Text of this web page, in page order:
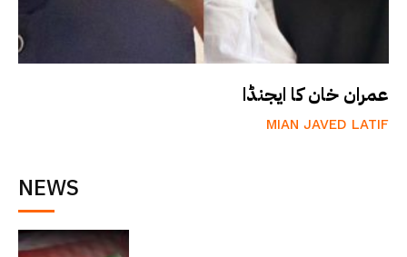
عمران خان کا ایجنڈا
MIAN JAVED LATIF
NEWS